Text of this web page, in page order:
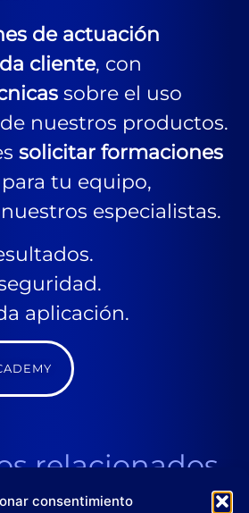
consentimiento
de actuación
cliente, con
sobre el uso
nuestros productos.
solicitar formaciones
para tu equipo,
especialistas.
aplicación.
relacionados